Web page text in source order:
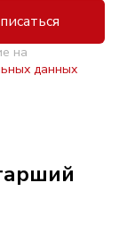
на
данных